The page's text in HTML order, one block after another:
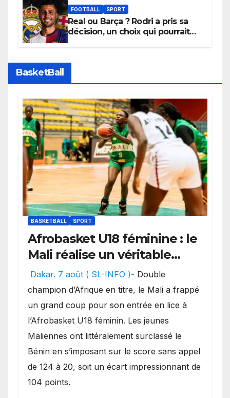
apaisées.
FOOTBALL SPORT
Real ou Barça ? Rodri a pris sa
décision, un choix qui pourrait
BasketBall
BASKETBALL SPORT
Afrobasket U18 féminine : le
Mali réalise un véritable
festival offensif et inflige
une lourde défaite au
Bénin.
Dakar. 7 août ( SL-INFO )- Double
champion d’Afrique en titre, le Mali a frappé
un grand coup pour son entrée en lice à
l’Afrobasket U18 féminin. Les jeunes
Maliennes ont littéralement surclassé le
Bénin en s’imposant sur le score sans appel
de 124 à 20, soit un écart impressionnant de
104 points.